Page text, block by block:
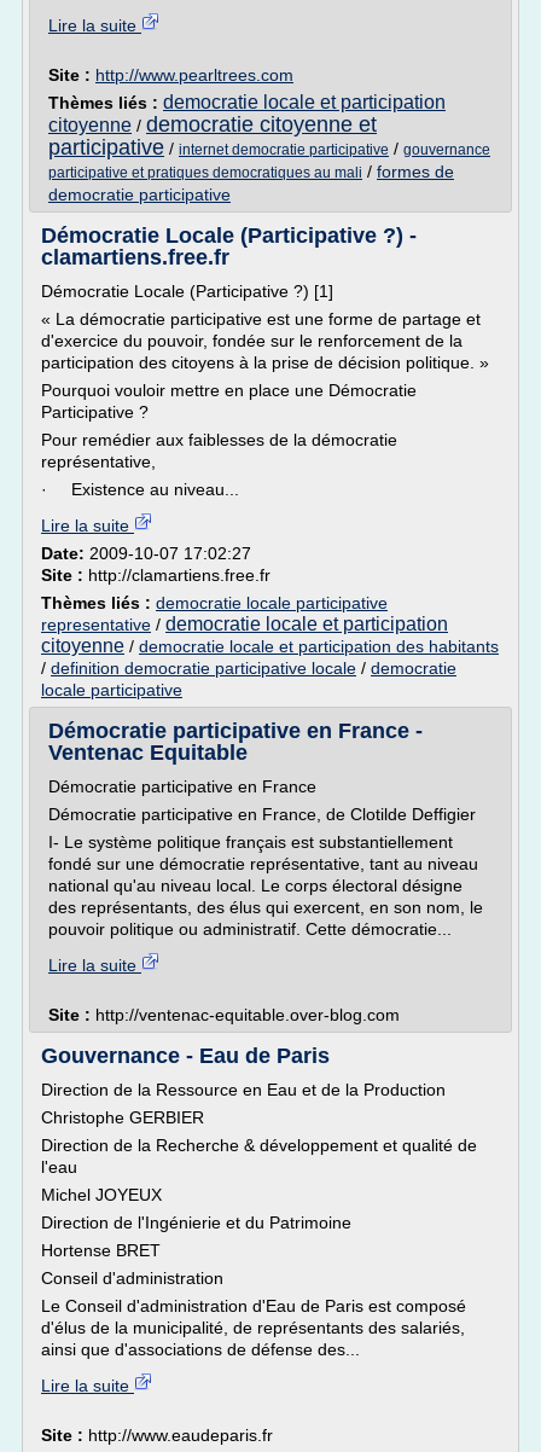
Lire la suite
Site : http://www.pearltrees.com
Thèmes liés : democratie locale et participation
citoyenne / democratie citoyenne et
participative / internet democratie participative / gouvernance
participative et pratiques democratiques au mali / formes de
democratie participative
Démocratie Locale (Participative ?) -
clamartiens.free.fr
Démocratie Locale (Participative ?) [1]
« La démocratie participative est une forme de partage et
d'exercice du pouvoir, fondée sur le renforcement de la
participation des citoyens à la prise de décision politique. »
Pourquoi vouloir mettre en place une Démocratie
Participative ?
Pour remédier aux faiblesses de la démocratie
représentative,
· Existence au niveau...
Lire la suite
Date: 2009-10-07 17:02:27
Site : http://clamartiens.free.fr
Thèmes liés : democratie locale participative
representative / democratie locale et participation
citoyenne / democratie locale et participation des habitants
/ definition democratie participative locale / democratie
locale participative
Démocratie participative en France -
Ventenac Equitable
Démocratie participative en France
Démocratie participative en France, de Clotilde Deffigier
I- Le système politique français est substantiellement
fondé sur une démocratie représentative, tant au niveau
national qu'au niveau local. Le corps électoral désigne
des représentants, des élus qui exercent, en son nom, le
pouvoir politique ou administratif. Cette démocratie...
Lire la suite
Site : http://ventenac-equitable.over-blog.com
Gouvernance - Eau de Paris
Direction de la Ressource en Eau et de la Production
Christophe GERBIER
Direction de la Recherche & développement et qualité de
l'eau
Michel JOYEUX
Direction de l'Ingénierie et du Patrimoine
Hortense BRET
Conseil d'administration
Le Conseil d'administration d'Eau de Paris est composé
d'élus de la municipalité, de représentants des salariés,
ainsi que d'associations de défense des...
Lire la suite
Site : http://www.eaudeparis.fr